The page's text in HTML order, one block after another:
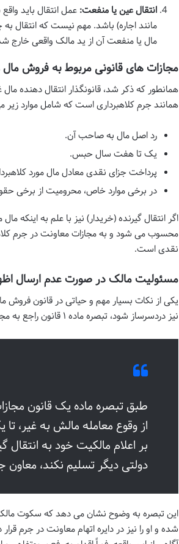
انتقال عین یا منفعت: عمل انتقال باید
مانند اجاره) باشد. مهم نیست که انتقال
مال یا منفعت آن از ید مالک واقعی خارج
مجازات های قانونی مربوط به فروش مال
همانطور که ذکر شد، قانونگذار انتقال دهنده مال
همانند جرم کلاهبرداری است که شامل موارد
رد اصل مال به صاحب آن.
یک تا هفت سال حبس.
پرداخت جزای نقدی معادل مال مورد
در برخی موارد خاص، محرومیت از برخی
اگر انتقال گیرنده (خریدار) نیز با علم به
نقدی است.
مسئولیت مالک در صورت عدم ارسال
یکی از نکات بسیار مهم و حیاتی در قانون فروش
نیز دردسرساز شود، تبصره ماده ۱ قانون راجع به مجازات انتقال مال غیر است.
طبق تبصره ماده یک قانون
از وقوع معامله مالش به غیر،
بر اعلام مالکیت خود به انتقال
دولتی دیگر تسلیم نکند،
این تبصره به وضوح نشان می دهد که سکوت مالک
شده و او را نیز در دایره اتهام معاونت در جرم